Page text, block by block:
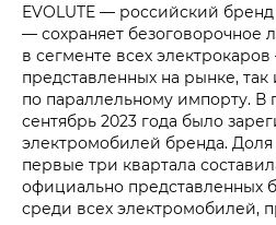
EVOLUTE — российский
— сохраняет безоговорочное
в сегменте всех
представленных на рынке, так
по параллельному импорту. В
сентябрь 2023 года было
электромобилей бренда.
первые три квартала
официально представленных
среди всех электромобилей,